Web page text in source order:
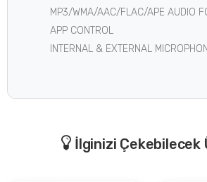
MP3/WMA/AAC/FLAC/APE AUDIO
APP CONTROL
INTERNAL & EXTERNAL
İlginizi Çekebilecek